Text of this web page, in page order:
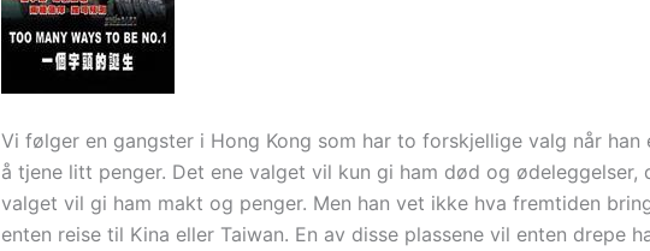
Vi følger en gangster i Hong Kong som har to forskjellige valg når han
å tjene litt penger. Det ene valget vil kun gi ham død og ødeleggelser,
valget vil gi ham makt og penger. Men han vet ikke hva fremtiden
enten reise til Kina eller Taiwan. En av disse plassene vil enten drepe